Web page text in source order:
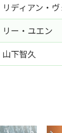
リディアン・
リー・ユエン
山下智久